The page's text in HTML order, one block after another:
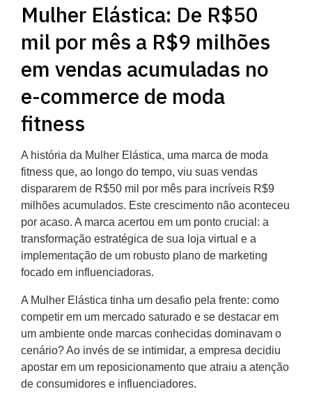
Mulher Elástica: De R$50
mil por mês a R$9 milhões
em vendas acumuladas no
e-commerce de moda
fitness
A história da Mulher Elástica, uma marca de moda
fitness que, ao longo do tempo, viu suas vendas
dispararem de R$50 mil por mês para incríveis R$9
milhões acumulados. Este crescimento não aconteceu
por acaso. A marca acertou em um ponto crucial: a
transformação estratégica de sua loja virtual e a
implementação de um robusto plano de marketing
focado em influenciadoras.
A Mulher Elástica tinha um desafio pela frente: como
competir em um mercado saturado e se destacar em
um ambiente onde marcas conhecidas dominavam o
cenário? Ao invés de se intimidar, a empresa decidiu
apostar em um reposicionamento que atraiu a atenção
de consumidores e influenciadores.